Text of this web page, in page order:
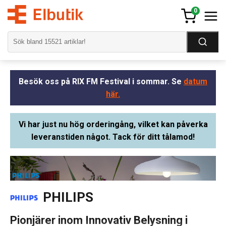
0
Besök oss på RIX FM Festival i sommar. Se datum
här.
Vi har just nu hög orderingång, vilket kan påverka
leveranstiden något. Tack för ditt tålamod!
PHILIPS
Pionjärer inom Innovativ Belysning i